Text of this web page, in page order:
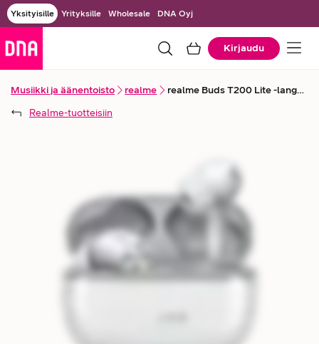
Yksityisille Yrityksille Wholesale DNA Oyj
Kirjaudu
Musiikki ja äänentoisto realme
realme Buds T200 Lite -langattomat nappikuulokkeet
Realme-tuotteisiin